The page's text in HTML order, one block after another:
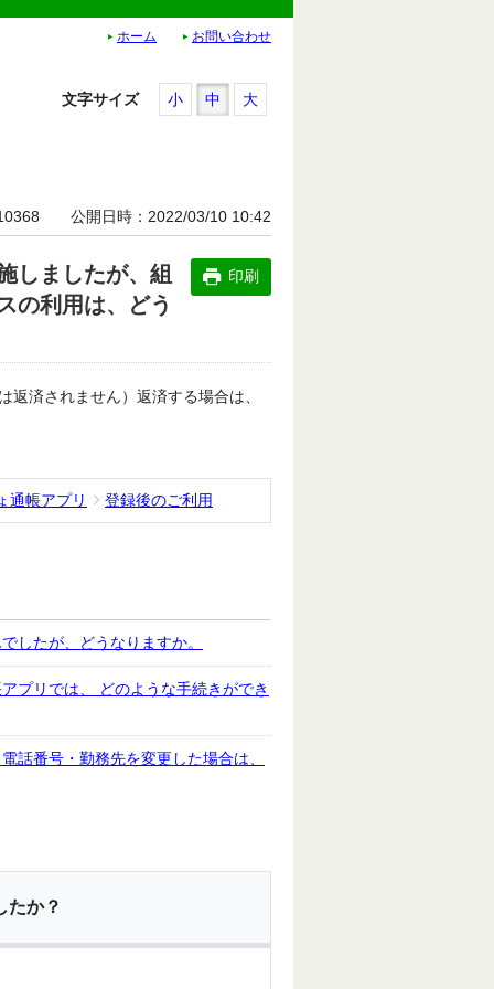
ホーム お問い合わせ
文字サイズ 小 中 大
公開日時 2022/03/10 10:42
しましたが、組
の利用は、どう
印刷
済されません）返済する場合は、
通帳アプリ 登録後のご利用
したが、どうなりますか。
プリでは、 どのような手続きができ
話番号・勤務先を変更した場合は、
たか？